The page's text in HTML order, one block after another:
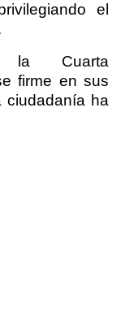
el
la Cuarta
firme en sus
ciudadanía ha